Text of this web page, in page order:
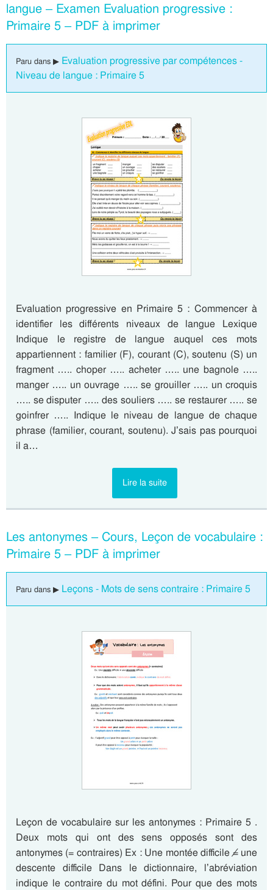
langue – Examen Evaluation progressive :
Primaire 5 – PDF à imprimer
Paru dans ▶ Evaluation progressive par compétences -
Niveau de langue : Primaire 5
Evaluation progressive en Primaire 5 : Commencer à
identifier les différents niveaux de langue Lexique
Indique le registre de langue auquel ces mots
appartiennent : familier (F), courant (C), soutenu (S) un
fragment ….. choper ….. acheter ….. une bagnole …..
manger ….. un ouvrage ….. se grouiller ….. un croquis
….. se disputer ….. des souliers ….. se restaurer ….. se
goinfrer ….. Indique le niveau de langue de chaque
phrase (familier, courant, soutenu). J’sais pas pourquoi
il a…
Lire la suite
Les antonymes – Cours, Leçon de vocabulaire :
Primaire 5 – PDF à imprimer
Paru dans ▶ Leçons - Mots de sens contraire : Primaire 5
Leçon de vocabulaire sur les antonymes : Primaire 5 .
Deux mots qui ont des sens opposés sont des
antonymes (= contraires) Ex : Une montée difficile ≠ une
descente difficile Dans le dictionnaire, l’abréviation
indique le contraire du mot défini. Pour que des mots